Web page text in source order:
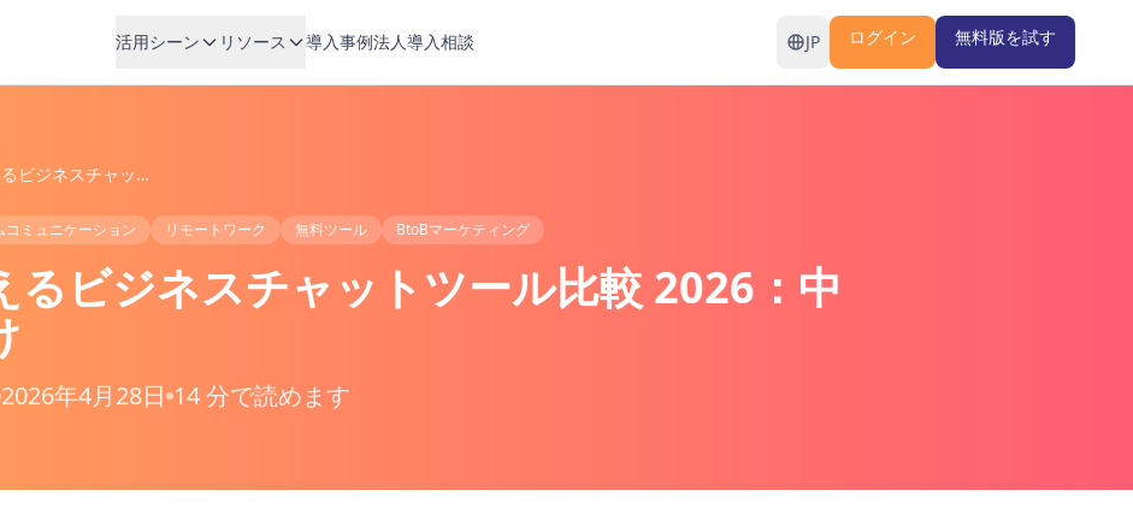
活用シーン リソース 導入事例法人導入相談 JP ログイン 無料版を試す
無料で使えるビジネスチャットツール比較 2026：中小企業向け
コミュニケーション リモートワーク 無料ツール BtoBマーケティング
るビジネスチャットツール比較 2026：中
2026年4月28日 14 分で読めます